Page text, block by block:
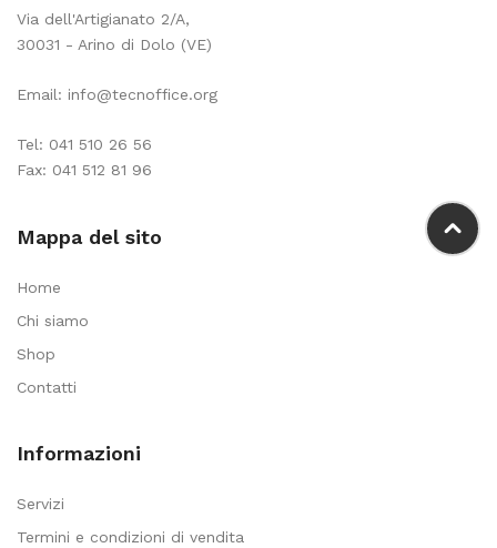
Via dell'Artigianato 2/A,
30031 - Arino di Dolo (VE)
Email: info@tecnoffice.org
Tel: 041 510 26 56
Fax: 041 512 81 96
Mappa del sito
Home
Chi siamo
Shop
Contatti
Informazioni
Servizi
Termini e condizioni di vendita